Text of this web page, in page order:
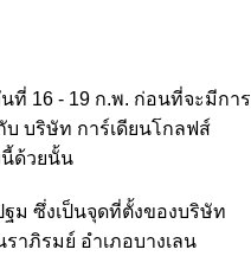
ที่ 16 - 19 ก.พ. ก่อนที่จะมีการ
บ บริษัท การ์เดียนโกลฟส์
นี้ด้วยนั้น
ม ซึ่งเป็นจุดที่ตั้งของบริษัท
าภิรมย์ อำเภอบางเลน